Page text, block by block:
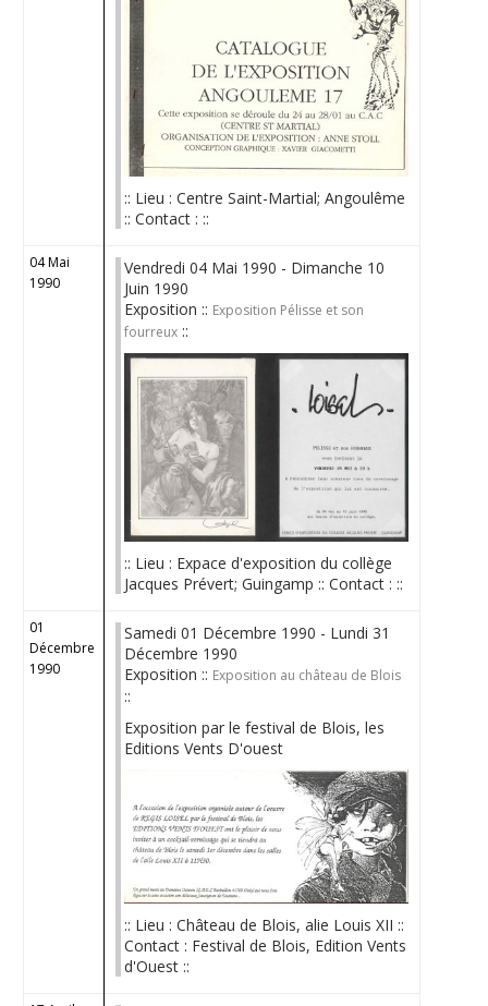
:: Lieu : Centre Saint-Martial; Angoulême
:: Contact : ::
04 Mai
1990
Vendredi 04 Mai 1990 - Dimanche 10
Juin 1990
Exposition :: Exposition Pélisse et son
fourreux ::
:: Lieu : Expace d'exposition du collège
Jacques Prévert; Guingamp :: Contact : ::
01
Décembre
1990
Samedi 01 Décembre 1990 - Lundi 31
Décembre 1990
Exposition :: Exposition au château de Blois
::
Exposition par le festival de Blois, les
Editions Vents D'ouest
:: Lieu : Château de Blois, alie Louis XII ::
Contact : Festival de Blois, Edition Vents
d'Ouest ::